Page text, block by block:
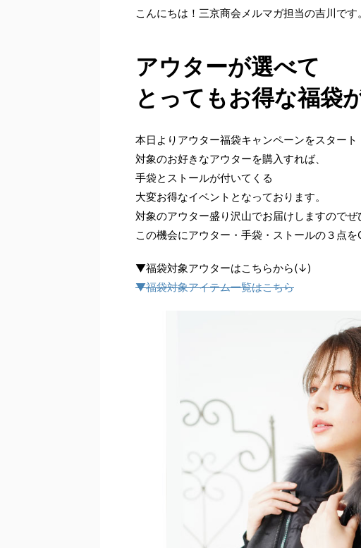
こんにちは！三京商会メルマガ担当の吉川です。
アウターが選べて
とってもお得な福袋
本日よりアウター福袋キャンペーンをスタート
対象のお好きなアウターを購入すれば、
手袋とストールが付いてくる
大変お得なイベントとなっております。
対象のアウター盛り沢山でお届けしますのでぜ
この機会にアウター・手袋・ストールの３点を
▼福袋対象アウターはこちらから(↓)
▼福袋対象アイテム一覧はこちら